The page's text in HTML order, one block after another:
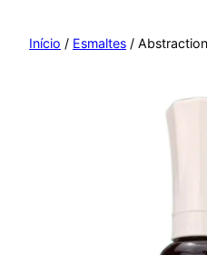
paraInício / Esmaltes /